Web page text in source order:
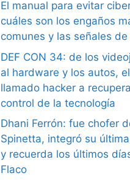
El manual para evitar
cuáles son los engaños
comunes y las señales
DEF CON 34: de los
al hardware y los autos, el
llamado hacker a
control de la tecnología
Dhani Ferrón: fue chofer
Spinetta, integró su
y recuerda los últimos
Flaco